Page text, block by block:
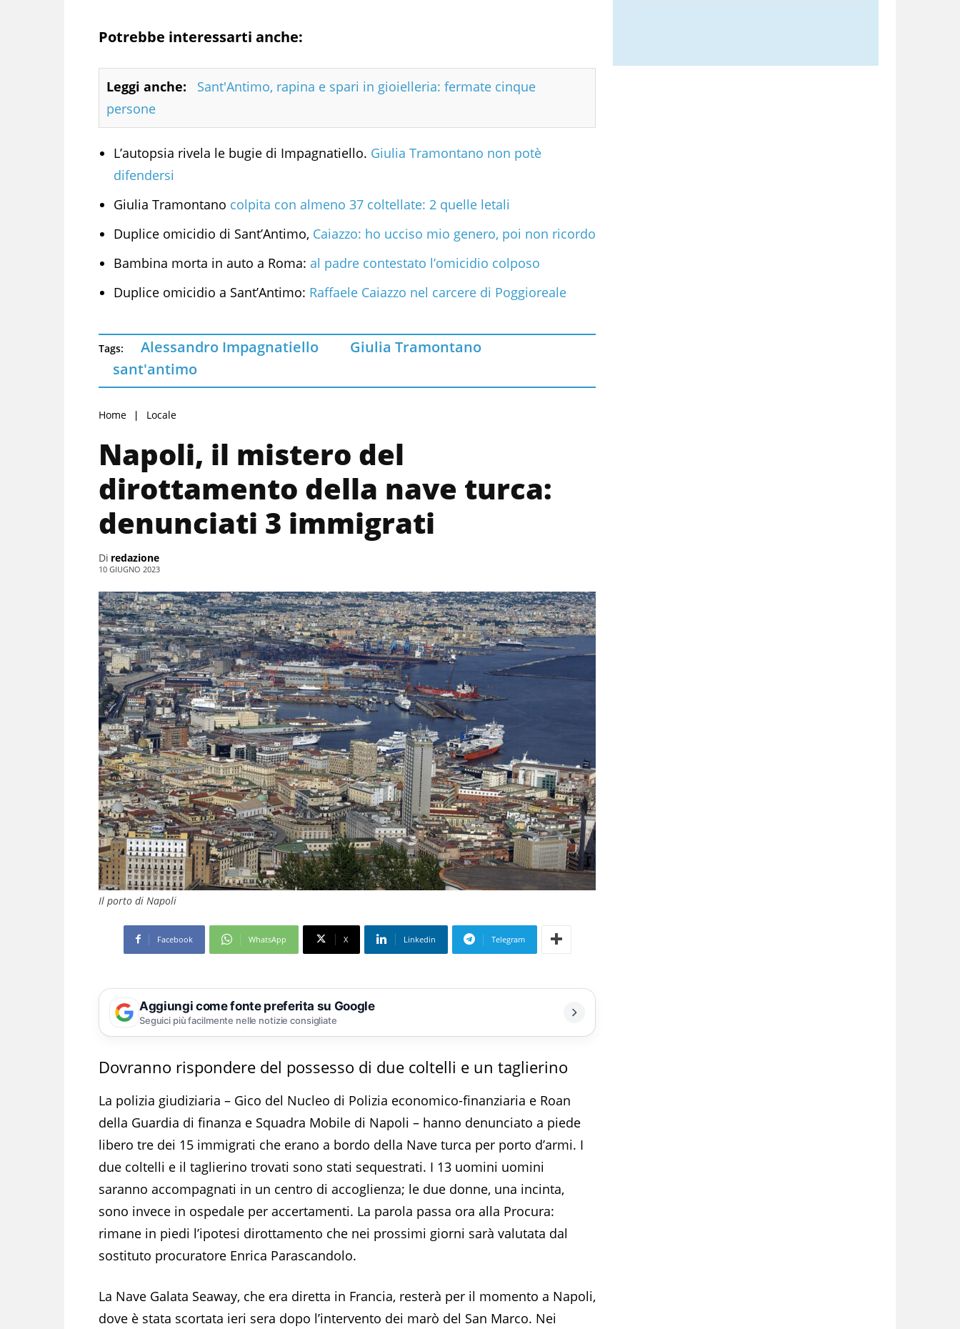
Potrebbe interessarti anche:
Leggi anche:
Sant'Antimo, rapina e spari in gioielleria: fermate cinque
persone
L’autopsia rivela le bugie di Impagnatiello. Giulia Tramontano non potè
difendersi
Giulia Tramontano colpita con almeno 37 coltellate: 2 quelle letali
Duplice omicidio di Sant’Antimo, Caiazzo: ho ucciso mio genero, poi non ricordo
Bambina morta in auto a Roma: al padre contestato l’omicidio colposo
Duplice omicidio a Sant’Antimo: Raffaele Caiazzo nel carcere di Poggioreale
Tags: Alessandro Impagnatiello
Giulia Tramontano
sant'antimo
Home Locale
Napoli, il mistero del
dirottamento della nave turca:
denunciati 3 immigrati
Di redazione
10 GIUGNO 2023
Il porto di Napoli
Facebook WhatsApp X Linkedin Telegram
Aggiungi come fonte preferita su Google
Seguici più facilmente nelle notizie consigliate
Dovranno rispondere del possesso di due coltelli e un taglierino
La polizia giudiziaria – Gico del Nucleo di Polizia economico-finanziaria e Roan
della Guardia di finanza e Squadra Mobile di Napoli – hanno denunciato a piede
libero tre dei 15 immigrati che erano a bordo della Nave turca per porto d’armi. I
due coltelli e il taglierino trovati sono stati sequestrati. I 13 uomini uomini
saranno accompagnati in un centro di accoglienza; le due donne, una incinta,
sono invece in ospedale per accertamenti. La parola passa ora alla Procura:
rimane in piedi l’ipotesi dirottamento che nei prossimi giorni sarà valutata dal
sostituto procuratore Enrica Parascandolo.
La Nave Galata Seaway, che era diretta in Francia, resterà per il momento a Napoli,
dove è stata scortata ieri sera dopo l’intervento dei marò del San Marco. Nei